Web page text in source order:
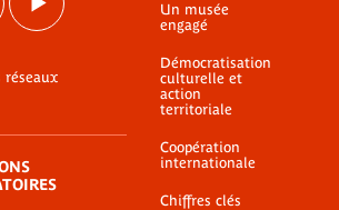
réseaux
Un musée
engagé
Démocratisation
culturelle et
action
territoriale
Coopération
internationale
Chiffres clés